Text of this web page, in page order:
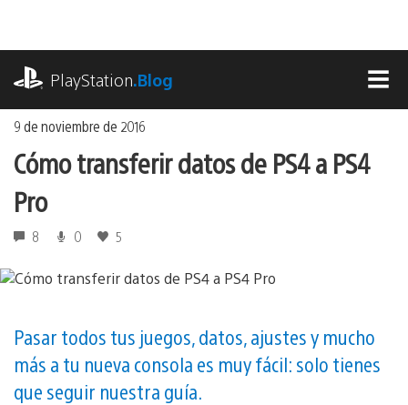
contenido
PlayStation.Blog
9 de noviembre de 2016
Cómo transferir datos de PS4 a PS4
Pro
8 0 5
Pasar todos tus juegos, datos, ajustes y mucho
más a tu nueva consola es muy fácil: solo tienes
que seguir nuestra guía.